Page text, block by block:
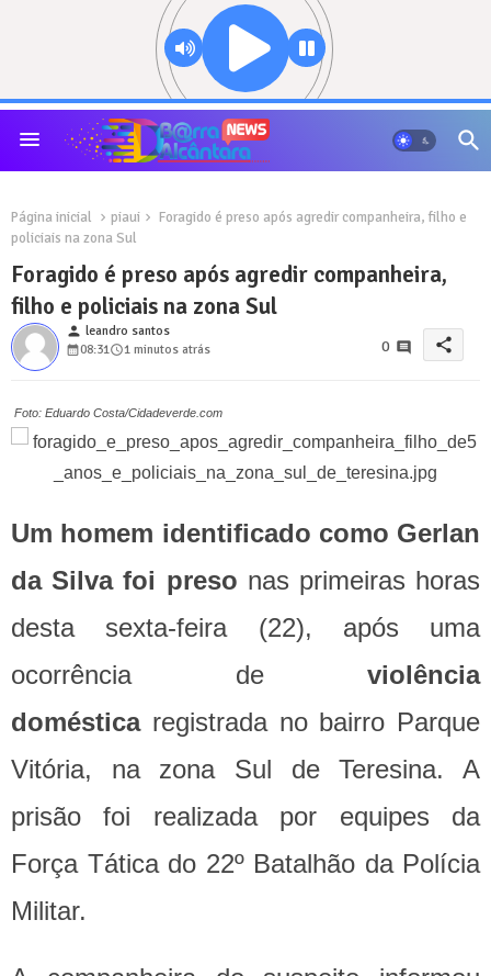
Página inicial piaui
Foragido é preso após agredir companheira, filho e
policiais na zona Sul
Foragido é preso após agredir companheira,
filho e policiais na zona Sul
person leandro santos
08:31
1 minutos atrás 0 share
Foto: Eduardo Costa/Cidadeverde.com
Um homem identificado como Gerlan
da Silva foi preso nas primeiras horas
desta sexta-feira (22), após uma
ocorrência de violência
doméstica registrada no bairro Parque
Vitória, na zona Sul de Teresina. A
prisão foi realizada por equipes da
Força Tática do 22º Batalhão da Polícia
Militar.